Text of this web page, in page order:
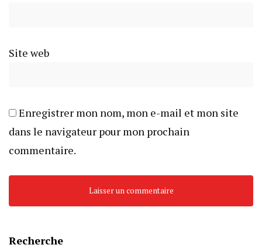
Site web
Enregistrer mon nom, mon e-mail et mon site
dans le navigateur pour mon prochain
commentaire.
Recherche